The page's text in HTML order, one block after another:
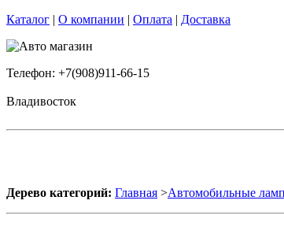
Каталог | О компании | Оплата | Доставка
Телефон: +7(908)911-66-15
Владивосток
Дерево категорий: Главная >Автомобильные